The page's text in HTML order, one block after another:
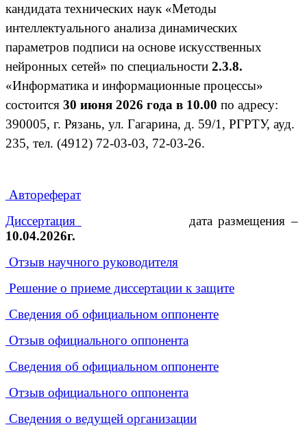
кандидата технических наук «Методы
интеллектуального анализа динамических
параметров подписи на основе искусственных
нейронных сетей» по специальности 2.3.8.
«Информатика и информационные процессы»
состоится 30 июня 2026 года в 10.00 по адресу:
390005, г. Рязань, ул. Гагарина, д. 59/1, РГРТУ, ауд.
235, тел. (4912) 72-03-03, 72-03-26.
Автореферат
Диссертация
дата размещения –
10.04.2026г.
Отзыв научного руководителя
Решение о приеме диссертации к защите
Сведения об официальном оппоненте
Отзыв официального оппонента
Сведения об официальном оппоненте
Отзыв официального оппонента
Сведения о ведущей организации